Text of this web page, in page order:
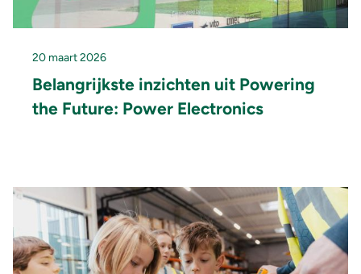
20 maart 2026
Belangrijkste inzichten uit Powering
the Future: Power Electronics